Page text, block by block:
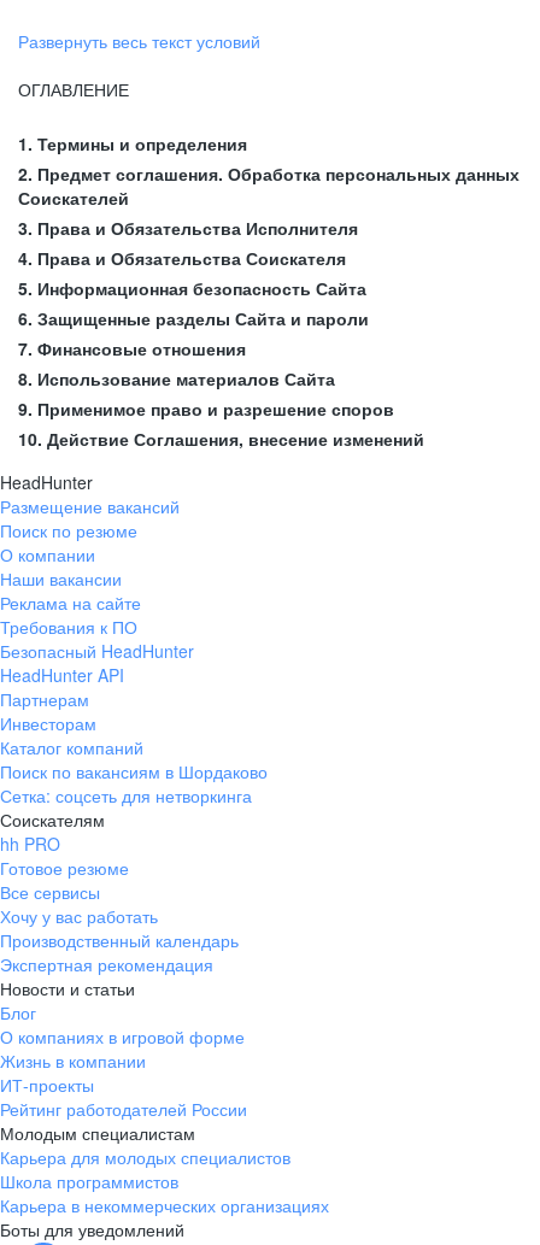
Развернуть весь текст условий
ОГЛАВЛЕНИЕ
1. Термины и определения
2. Предмет соглашения. Обработка персональных данных
Соискателей
3. Права и Обязательства Исполнителя
4. Права и Обязательства Соискателя
5. Информационная безопасность Сайта
6. Защищенные разделы Сайта и пароли
7. Финансовые отношения
8. Использование материалов Сайта
9. Применимое право и разрешение споров
10. Действие Соглашения, внесение изменений
HeadHunter
Размещение вакансий
Поиск по резюме
О компании
Наши вакансии
Реклама на сайте
Требования к ПО
Безопасный HeadHunter
HeadHunter API
Партнерам
Инвесторам
Каталог компаний
Поиск по вакансиям в Шордаково
Сетка: соцсеть для нетворкинга
Соискателям
hh PRO
Готовое резюме
Все сервисы
Хочу у вас работать
Производственный календарь
Экспертная рекомендация
Новости и статьи
Блог
О компаниях в игровой форме
Жизнь в компании
ИТ-проекты
Рейтинг работодателей России
Молодым специалистам
Карьера для молодых специалистов
Школа программистов
Карьера в некоммерческих организациях
Боты для уведомлений